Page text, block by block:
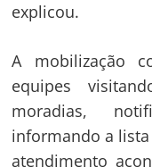
explicou.
A mobilização
equipes
moradias,
informando a
atendimento